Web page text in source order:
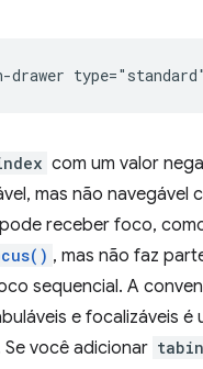
com um valor
mas não navegável
receber foco,
, mas não faz
sequencial. A
e focalizáveis é
Se você adicionar